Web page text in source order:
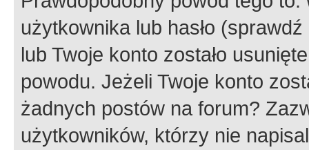
użytkownika lub hasło
lub Twoje konto zostało
powodu. Jeżeli Twoje konto
żadnych postów na forum?
użytkowników, którzy nie